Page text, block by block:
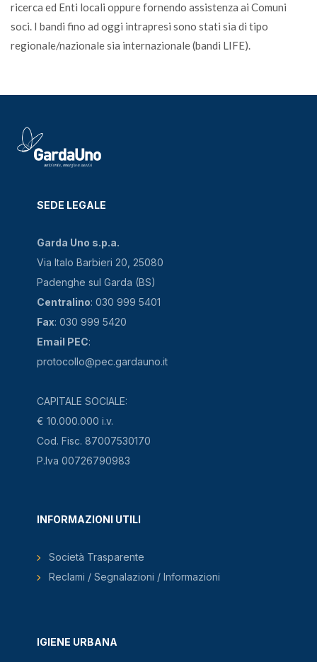
ricerca ed Enti locali oppure fornendo assistenza ai Comuni
soci. I bandi fino ad oggi intrapresi sono stati sia di tipo
regionale/nazionale sia internazionale (bandi LIFE).
SEDE LEGALE
Garda Uno s.p.a.
Via Italo Barbieri 20, 25080
Padenghe sul Garda (BS)
Centralino: 030 999 5401
Fax: 030 999 5420
Email PEC:
protocollo@pec.gardauno.it
CAPITALE SOCIALE:
€ 10.000.000 i.v.
Cod. Fisc. 87007530170
P.Iva 00726790983
IGIENE URBANA
INFORMAZIONI UTILI
Società Trasparente
Reclami / Segnalazioni / Informazioni